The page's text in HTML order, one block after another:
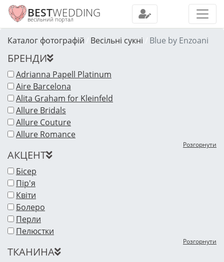
BESTWEDDING
весільний портал
Каталог фотографій Весільні сукні Blue by Enzoani
БРЕНДИ
Adrianna Papell Platinum
Aire Barcelona
Alita Graham for Kleinfeld
Allure Bridals
Allure Couture
Allure Romance
Розгорнути
АКЦЕНТ
Бісер
Пір'я
Квіти
Болеро
Перли
Пелюстки
Розгорнути
ТКАНИНА